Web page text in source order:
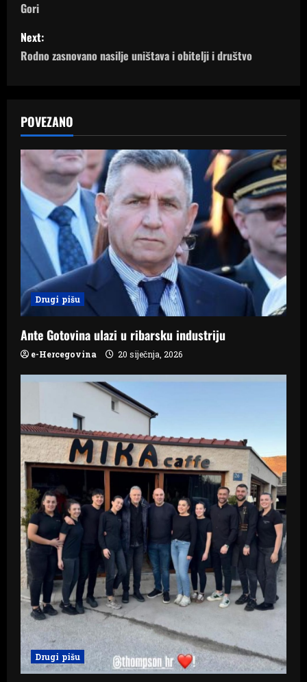
s
t
a
v
i
g
t
i
o
n
Gori
Next:
Rodno zasnovano nasilje uništava i obitelji i društvo
POVEZANO
Drugi pišu
Ante Gotovina ulazi u ribarsku industriju
e-Hercegovina 20 siječnja, 2026
Drugi pišu